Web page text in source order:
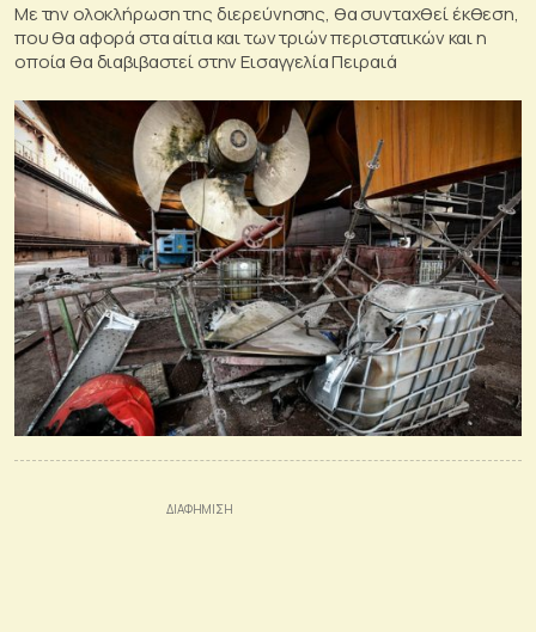
Με την ολοκλήρωση της διερεύνησης, θα συνταχθεί έκθεση,
που θα αφορά στα αίτια και των τριών περιστατικών και η
οποία θα διαβιβαστεί στην Εισαγγελία Πειραιά